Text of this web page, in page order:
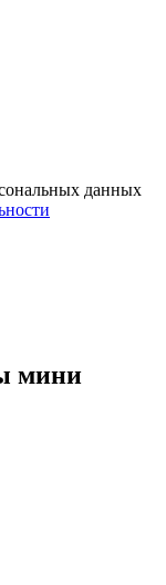
данных
мини